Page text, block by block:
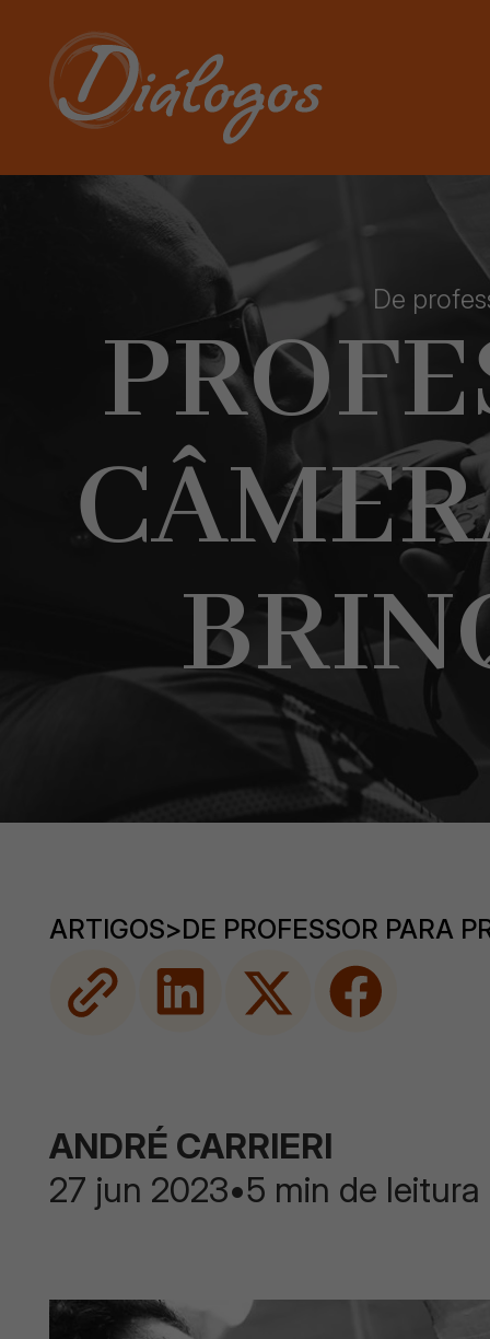
De
ARTIGOS>DE PROFESSOR PARA
ANDRÉ CARRIERI
27 jun 2023•5 min de leitura